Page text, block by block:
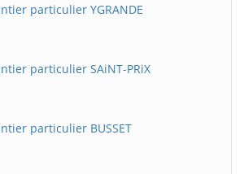
particulier YGRANDE
particulier SAiNT-PRiX
particulier BUSSET